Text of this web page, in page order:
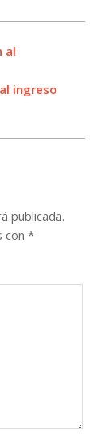
al
ingreso
publicada.
con *